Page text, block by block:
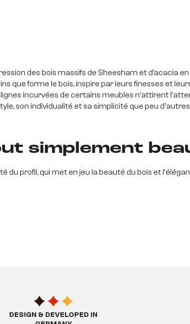
des bois massifs de Sheesham et d’acacia
que forme le bois, inspire par leurs finesses et
incurvées de certains meubles n'attirent
son individualité et sa simplicité que peu d'autres
simplement
du profil, qui met en jeu la beauté du bois et
DESIGN & DEVELOPED IN